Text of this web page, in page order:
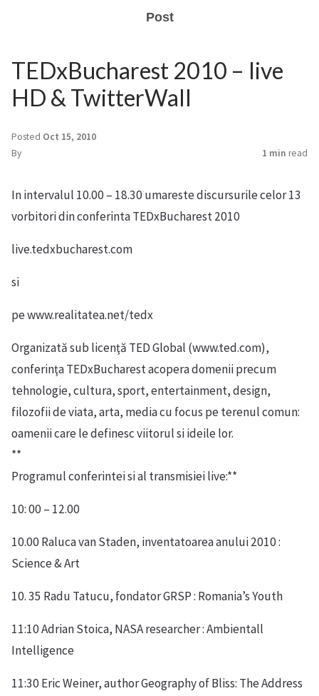
Post
TEDxBucharest 2010 – live
HD & TwitterWall
Posted Oct 15, 2010
By
1 min read
In intervalul 10.00 – 18.30 umareste discursurile celor 13
vorbitori din conferinta TEDxBucharest 2010
live.tedxbucharest.com
si
pe www.realitatea.net/tedx
Organizată sub licenţă TED Global (www.ted.com),
conferinţa TEDxBucharest acopera domenii precum
tehnologie, cultura, sport, entertainment, design,
filozofii de viata, arta, media cu focus pe terenul comun:
oamenii care le definesc viitorul si ideile lor.
**
Programul conferintei si al transmisiei live:**
10: 00 – 12.00
10.00 Raluca van Staden, inventatoarea anului 2010 :
Science & Art
10. 35 Radu Tatucu, fondator GRSP : Romania’s Youth
11:10 Adrian Stoica, NASA researcher : Ambientall
Intelligence
11:30 Eric Weiner, author Geography of Bliss: The Address